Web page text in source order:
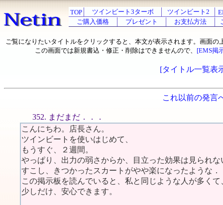
TOP ツインビート3ターボ ツインビート2
ご購入価格
プレゼント お支払方法
ご覧になりたいタイトルをクリックすると、本文が表示されます。画面の
この画面では新規書込・修正・削除はできませんので、 [EMS掲
[タイトル一覧表
これ以前の発言
352. まだまだ．．．
こんにちわ。店長さん。
ツインビートを使いはじめて、
もうすぐ、２週間。
やっぱり、出力の弱さからか、目立った効果は見られな
すこし、きつかったスカートがやや楽になったような．
この掲示板を読んでいると、私と同じような人が多くて
少しだけ、安心できます。